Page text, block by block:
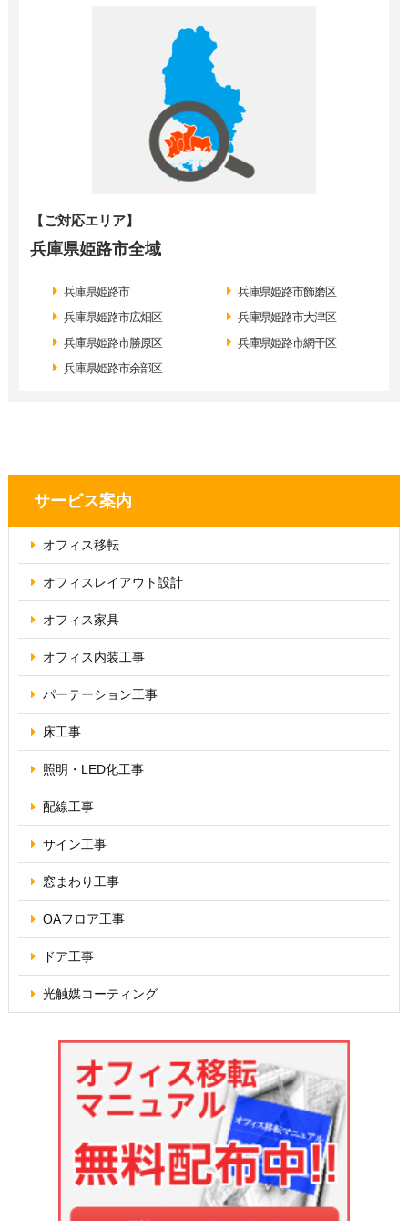
【ご対応エリア】
兵庫県姫路市全域
兵庫県姫路市
兵庫県姫路市広畑区
兵庫県姫路市勝原区
兵庫県姫路市余部区
兵庫県姫路市飾磨区
兵庫県姫路市大津区
兵庫県姫路市網干区
サービス案内
オフィス移転
オフィス レイアウト設計
オフィス家具
オフィス内装工事
パーテーション工事
床工事
照明・ LED化工事
配線工事
サイン工事
窓まわり工事
OAフロア工事
ドア工事
光触媒コーティング